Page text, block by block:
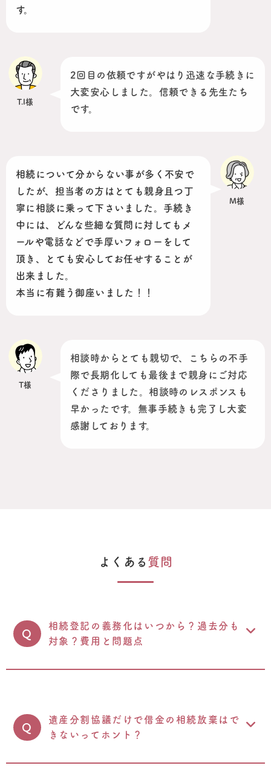
す。
T.I様
2回目の依頼ですがやはり迅速な手続きに
大変安心しました。信頼できる先生たち
です。
M様
相続について分からない事が多く不安で
したが、担当者の方はとても親身且つ丁
寧に相談に乗って下さいました。手続き
中には、どんな些細な質問に対してもメ
ールや電話などで手厚いフォローをして
頂き、とても安心してお任せすることが
出来ました。
本当に有難う御座いました！！
T様
相談時からとても親切で、こちらの不手
際で長期化しても最後まで親身にご対応
くださりました。相談時のレスポンスも
早かったです。無事手続きも完了し大変
感謝しております。
よくある 質問
Q
相続登記の義務化はいつから？過去分も
対象？費用と問題点
Q
遺産分割協議だけで借金の相続放棄はで
きないってホント？